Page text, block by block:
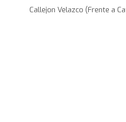
Callejon Velazco (Frente a